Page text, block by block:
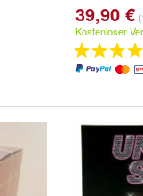
39,90 €
Kostenloser